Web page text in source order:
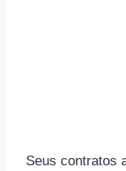
Seus contratos